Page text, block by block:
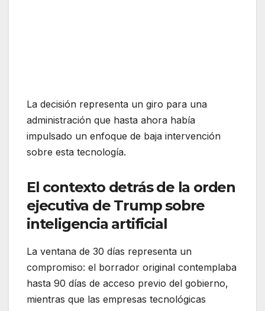
La decisión representa un giro para una
administración que hasta ahora había
impulsado un enfoque de baja intervención
sobre esta tecnología.
El contexto detrás de la orden
ejecutiva de Trump sobre
inteligencia artificial
La ventana de 30 días representa un
compromiso: el borrador original contemplaba
hasta 90 días de acceso previo del gobierno,
mientras que las empresas tecnológicas